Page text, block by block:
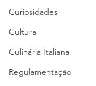
Curiosidades
Cultura
Culinária Italiana
Regulamentação